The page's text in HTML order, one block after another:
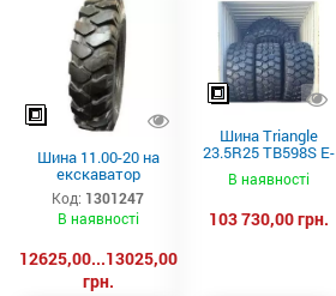
Шина 11.00-20 на
екскаватор
Код: 1301247
В наявності
12625,00...13025,00
грн.
Шина Triangle
23.5R25 TB598S E-
4 201A2/185B
В наявності
103 730,00 грн.